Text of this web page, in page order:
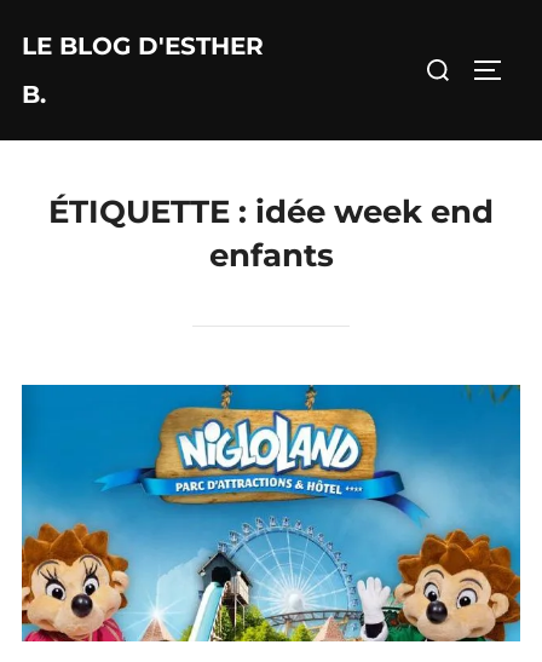
contenu
LE BLOG D'ESTHER
B.
Rechercher :
ÉTIQUETTE : idée week end
enfants